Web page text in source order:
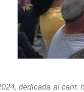
dedicada al